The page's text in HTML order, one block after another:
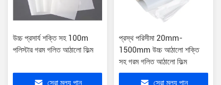
উচ্চ প্রসার্য শক্তি সহ 100m
পলিস্টার গরম গলিত আঠালো ফিল্ম
সেরা মূল্য পান
প্রস্থ পরিসীমা 20mm-
1500mm উচ্চ আঠালো শক্তি
সহ গরম গলিত আঠালো ফিল্ম
সেরা মূল্য পান